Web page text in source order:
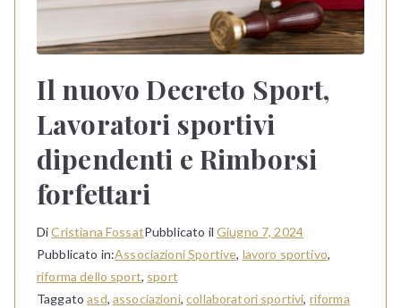
Il nuovo Decreto Sport,
Lavoratori sportivi
dipendenti e Rimborsi
forfettari
DiCristiana FossatPubblicato il Giugno 7, 2024
Pubblicato in:Associazioni Sportive, lavoro sportivo,
riforma dello sport, sport
Taggatoasd, associazioni,collaboratori sportivi, riforma